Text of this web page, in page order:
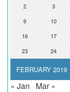
FEBRUARY 2019
2
3
9
10
16
17
23
24
« Jan Mar »